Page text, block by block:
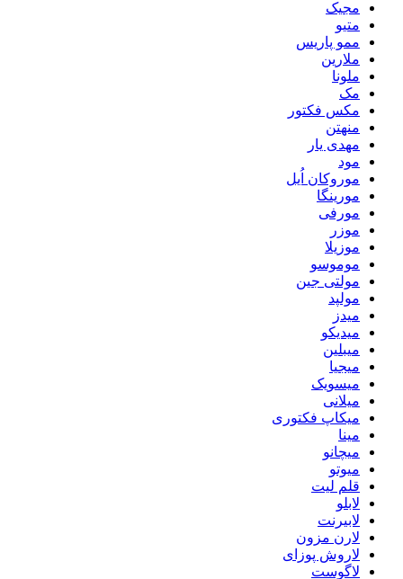
مجیک
متیو
ممو پاریس
ملارین
ملونا
مک
مکس فکتور
منهتن
مهدی یار
مود
موروکان اُیل
مورینگا
مورفی
موزر
موزیلا
موموسو
مولتی جین
مولپد
میدز
میدیکو
میبلین
میجیا
میسویک
میلانی
میکاپ فکتوری
مینا
میچانو
میوتو
قلم لیت
لابلو
لابیرنت
لارن مزون
لاروش پوزای
لاگوست